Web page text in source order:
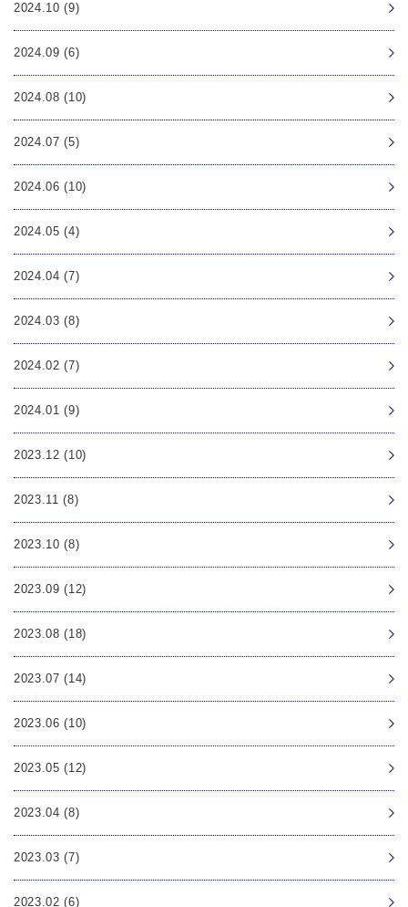
2024.10 (9)
2024.09 (6)
2024.08 (10)
2024.07 (5)
2024.06 (10)
2024.05 (4)
2024.04 (7)
2024.03 (8)
2024.02 (7)
2024.01 (9)
2023.12 (10)
2023.11 (8)
2023.10 (8)
2023.09 (12)
2023.08 (18)
2023.07 (14)
2023.06 (10)
2023.05 (12)
2023.04 (8)
2023.03 (7)
2023.02 (6)